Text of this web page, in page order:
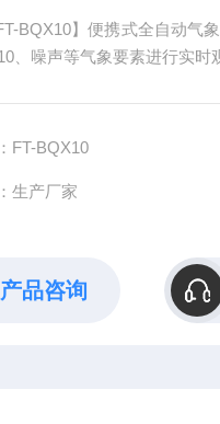
BQX10】便携式全自动气
、噪声等气象要素进行实时
FT-BQX10
生产厂家
产品咨询